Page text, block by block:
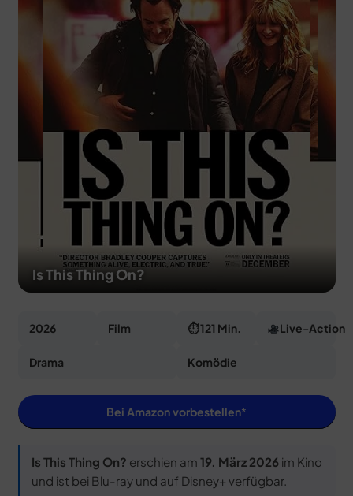
MEIN HQ
Is This Thing On?
2026 Film ⏱ 121 Min. Live-Action
Drama Komödie
Bei Amazon vorbestellen
Is This Thing On? erschien am 19. März 2026im Kino
und ist bei Blu-ray und auf Disney+ verfügbar.